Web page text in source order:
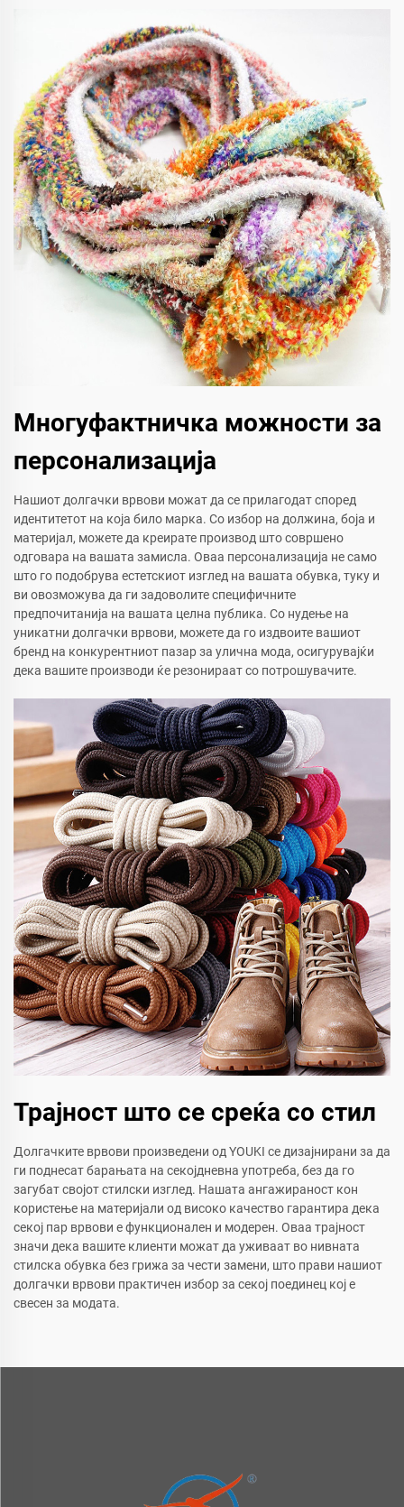
Многуфактничка можности за
персонализација
Нашиот долгачки врвови можат да се прилагодат според
идентитетот на која било марка. Со избор на должина, боја и
материјал, можете да креирате производ што совршено
одговара на вашата замисла. Оваа персонализација не само
што го подобрува естетскиот изглед на вашата обувка, туку и
ви овозможува да ги задоволите специфичните
предпочитанија на вашата целна публика. Со нудење на
уникатни долгачки врвови, можете да го издвоите вашиот
бренд на конкурентниот пазар за улична мода, осигурувајќи
дека вашите производи ќе резонираат со потрошувачите.
Трајност што се среќа со стил
Долгачките врвови произведени од YOUKI се дизајнирани за да
ги поднесат барањата на секојдневна употреба, без да го
загубат својот стилски изглед. Нашата ангажираност кон
користење на материјали од високо качество гарантира дека
секој пар врвови е функционален и модерен. Оваа трајност
значи дека вашите клиенти можат да уживаат во нивната
стилска обувка без грижа за чести замени, што прави нашиот
долгачки врвови практичен избор за секој поединец кој е
свесен за модата.